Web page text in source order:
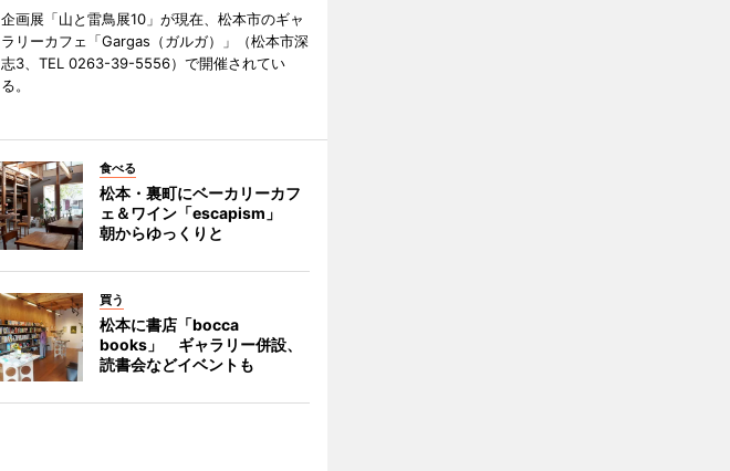
企画展「山と雷鳥展10」が現在、松本市のギャ
ラリーカフェ「Gargas（ガルガ）」（松本市深
志3、TEL 0263-39-5556）で開催されてい
る。
食べる
松本・裏町にベーカリーカフ
ェ＆ワイン「escapism」
朝からゆっくりと
買う
松本に書店「bocca
books」 ギャラリー併設、
読書会などイベントも